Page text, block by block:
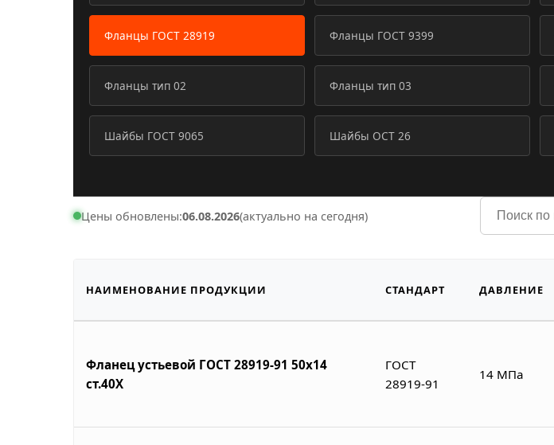
Фланцы ГОСТ 28919 Фланцы ГОСТ 9399
Фланцы тип 02 Фланцы тип 03
Шайбы ГОСТ 9065 Шайбы ОСТ 26
Цены обновлены:06.08.2026(актуально на сегодня)
НАИМЕНОВАНИЕ ПРОДУКЦИИ СТАНДАРТ ДАВЛЕНИЕ
Фланец устьевой ГОСТ 28919-91 50х14
ст.40Х
ГОСТ
28919-91
14 МПа